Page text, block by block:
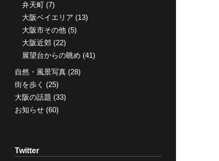
弁天町 (7)
大阪ベイエリア (13)
大阪市その他 (5)
大阪近郊 (22)
展望台からの眺め (41)
自然・風景写真 (28)
街を歩く (25)
大阪の話題 (33)
お知らせ (60)
Twitter